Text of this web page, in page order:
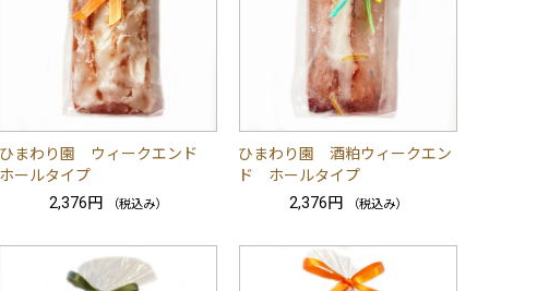
ひまわり園 ウィークエンド
ホールタイプ
2,376円
（税込み）
ひまわり園 酒粕ウィークエン
ド ホールタイプ
2,376円
（税込み）